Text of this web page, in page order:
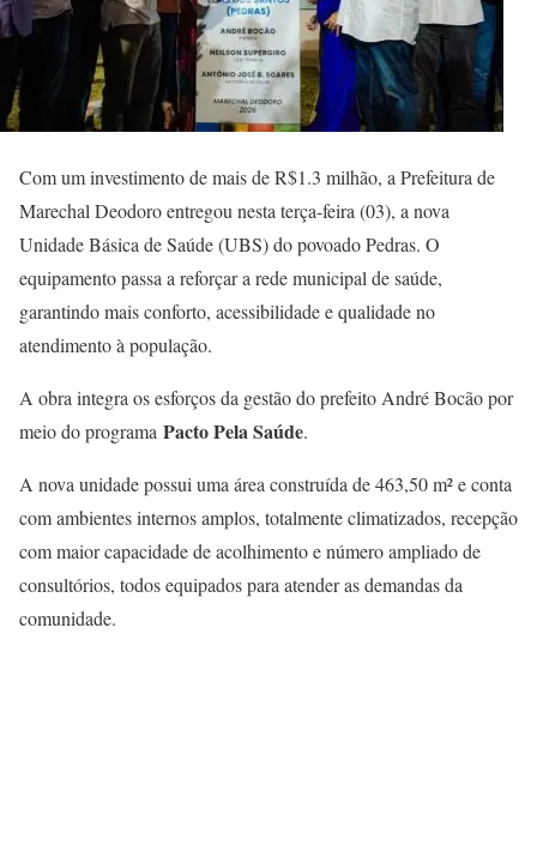
Com um investimento de mais de R$1.3 milhão, a Prefeitura de
Marechal Deodoro entregou nesta terça-feira (03), a nova
Unidade Básica de Saúde (UBS) do povoado Pedras. O
equipamento passa a reforçar a rede municipal de saúde,
garantindo mais conforto, acessibilidade e qualidade no
atendimento à população.
A obra integra os esforços da gestão do prefeito André Bocão por
meio do programa Pacto Pela Saúde.
A nova unidade possui uma área construída de 463,50 m² e conta
com ambientes internos amplos, totalmente climatizados, recepção
com maior capacidade de acolhimento e número ampliado de
consultórios, todos equipados para atender as demandas da
comunidade.